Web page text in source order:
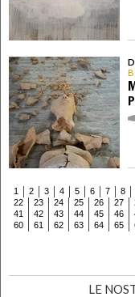
1 2 3 4 5 6 7 8
22
23 24 25 26 27
41
42 43 44 45 46
60
61 62 63 64 65
LE